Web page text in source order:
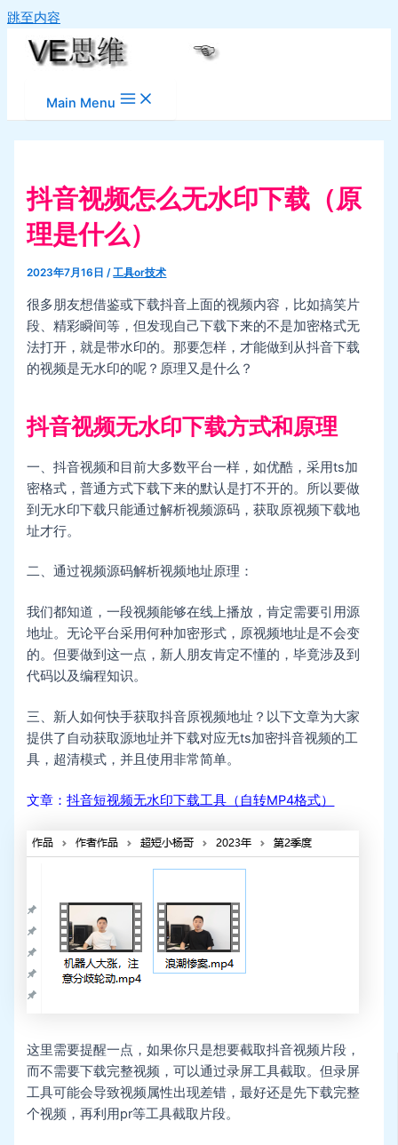
跳至内容
Main Menu
抖音视频怎么无水印下载（原
理是什么）
2023年7月16日/工具or技术
很多朋友想借鉴或下载抖音上面的视频内容，比如搞笑片
段、精彩瞬间等，但发现自己下载下来的不是加密格式无
法打开，就是带水印的。那要怎样，才能做到从抖音下载
的视频是无水印的呢？原理又是什么？
抖音视频无水印下载方式和原理
一、抖音视频和目前大多数平台一样，如优酷，采用ts加
密格式，普通方式下载下来的默认是打不开的。所以要做
到无水印下载只能通过解析视频源码，获取原视频下载地
址才行。
二、通过视频源码解析视频地址原理：
我们都知道，一段视频能够在线上播放，肯定需要引用源
地址。无论平台采用何种加密形式，原视频地址是不会变
的。但要做到这一点，新人朋友肯定不懂的，毕竟涉及到
代码以及编程知识。
三、新人如何快手获取抖音原视频地址？以下文章为大家
提供了自动获取源地址并下载对应无ts加密抖音视频的工
具，超清模式，并且使用非常简单。
文章：抖音短视频无水印下载工具（自转MP4格式）
这里需要提醒一点，如果你只是想要截取抖音视频片段，
而不需要下载完整视频，可以通过录屏工具截取。但录屏
工具可能会导致视频属性出现差错，最好还是先下载完整
个视频，再利用pr等工具截取片段。